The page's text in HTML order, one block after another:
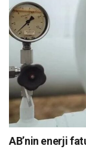
AB’nin enerji